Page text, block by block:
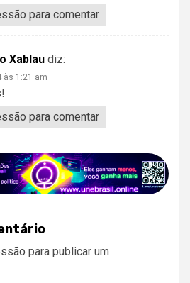
para comentar
Xablau diz:
às 1:21 am
para comentar
para publicar um